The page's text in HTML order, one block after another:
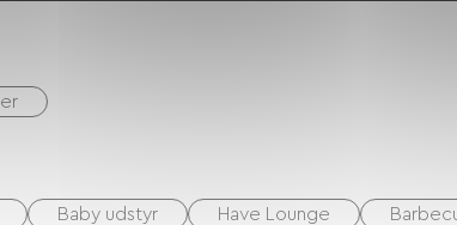
Baby udstyr Have Lounge